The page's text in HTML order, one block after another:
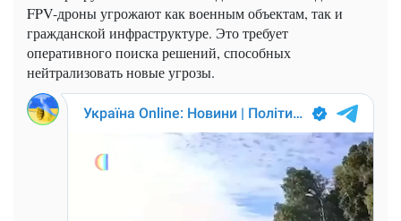
FPV-дроны угрожают как военным объектам, так и
гражданской инфраструктуре. Это требует
оперативного поиска решений, способных
нейтрализовать новые угрозы.